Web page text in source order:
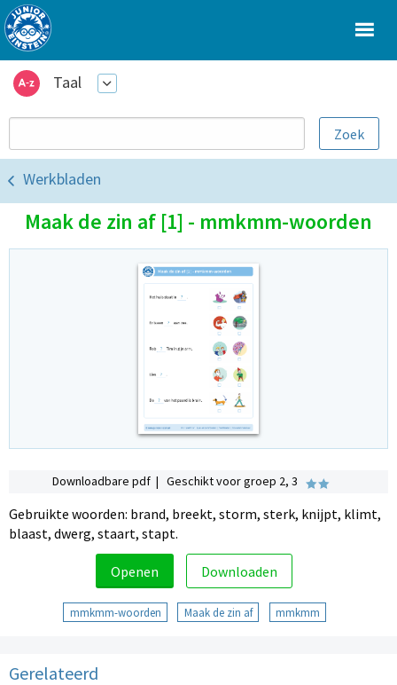
Taal
Werkbladen
Maak de zin af [1] - mmkmm-woorden
Downloadbare pdf | Geschikt voor groep 2, 3
Gebruikte woorden: brand, breekt, storm, sterk, knijpt, klimt,
blaast, dwerg, staart, stapt.
Openen Downloaden
mmkmm-woorden Maak de zin af mmkmm
Gerelateerd